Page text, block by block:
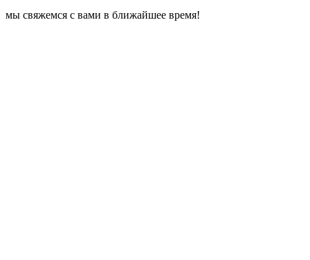
мы свяжемся с вами в ближайшее время!